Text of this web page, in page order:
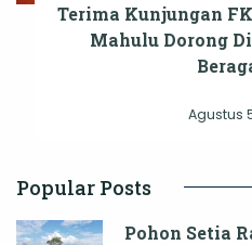
Terima Kunjungan
Mahulu Dorong
Agustus
Popular Posts
Pohon Setia